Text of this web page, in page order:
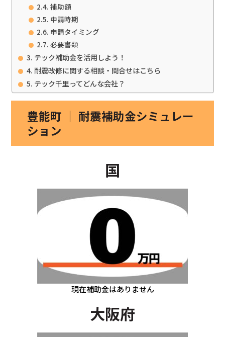
補助額
申請時期
申請タイミング
必要書類
テック補助金を活用しよう！
耐震改修に関する相談・問合せはこちら
テック千里ってどんな会社？
豊能町 ｜ 耐震補助金シミュレー
ション
国
現在補助金はありません
大阪府